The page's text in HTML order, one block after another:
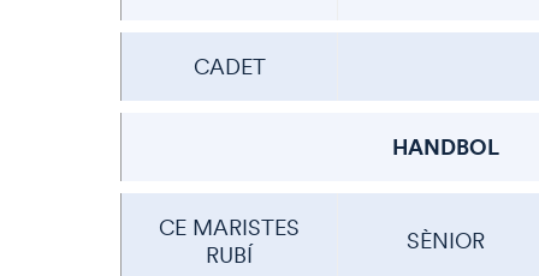
CADET
HANDBOL
CE MARISTES
RUBÍ
SÈNIOR